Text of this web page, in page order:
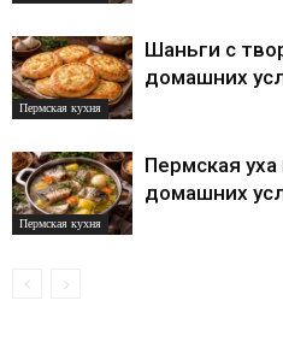
Пермская кухня
Шаньги с
домашних
Пермская кухня
Пермская
домашних